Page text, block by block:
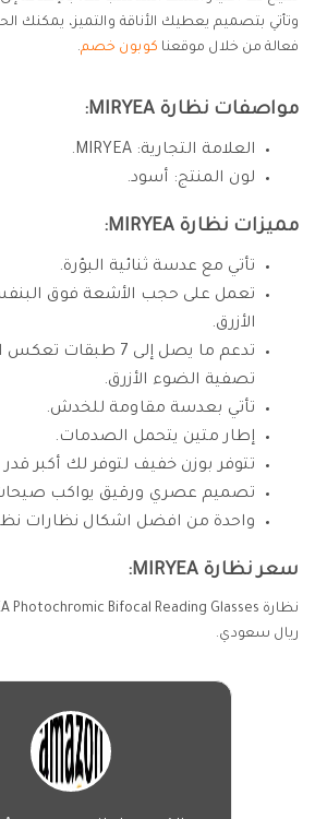
وتأتي بتصميم يعطيك الأناقة والتميز، يمكنك
فعالة من خلال موقعنا كوبون خصم.
مواصفات نظارة MIRYEA:
العلامة التجارية: MIRYEA.
لون المنتج: أسود.
مميزات نظارة MIRYEA:
تأتي مع عدسة ثنائية البؤرة.
تعمل على حجب الأشعة فوق
الأزرق.
تدعم ما يصل إلى 7
تصفية الضوء الأزرق.
تأتي بعدسة مقاومة للخدش.
إطار متين يتحمل الصدمات.
تتوفر بوزن خفيف لتوفر لك أكبر قدر
تصميم عصري ورقيق يواكب
واحدة من افضل اشكال نظارات
سعر نظارة MIRYEA:
ريال سعودي.